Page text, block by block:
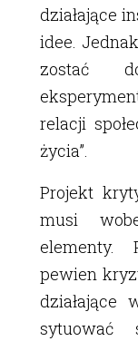
działające
idee.
zostać
relacji
życia”.
Projekt
musi
elementy.
pewien
działające
sytuować